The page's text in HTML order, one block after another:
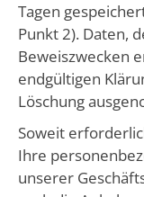
Tagen
Punkt 2). Daten,
Beweiszwecken
endgültigen
Löschung
Soweit
Ihre
unserer